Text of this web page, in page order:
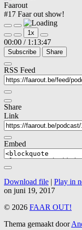
Faarout
#17 Faar out show!
Play
Episode
Pause
Episode
1x
00:00 / 1:13:47
Subscribe Share
RSS Feed
Share
Link
Embed
Download file | Play in
on juni 19, 2017
© 2026 FAAR OUT!
Thema gemaakt door